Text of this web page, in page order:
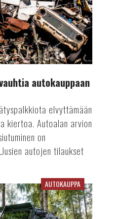
autokauppaan
elvyttämään
kiertoa. Autoalan arvion
on
autojen tilaukset
AUTOKAUPPA